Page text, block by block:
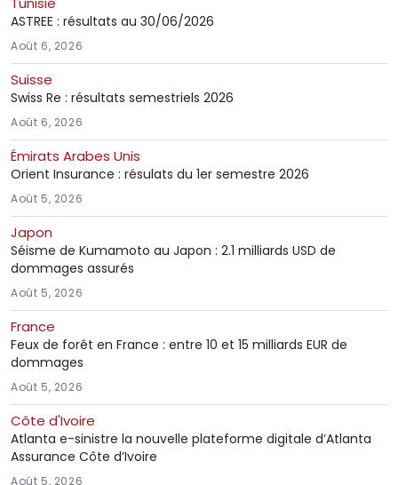
ASTREE : résultats au 30/06/2026
Août 6, 2026
Suisse
Swiss Re : résultats semestriels 2026
Août 6, 2026
Émirats Arabes Unis
Orient Insurance : résulats du 1er semestre 2026
Août 5, 2026
Japon
Séisme de Kumamoto au Japon : 2.1 milliards USD de
dommages assurés
Août 5, 2026
France
Feux de forêt en France : entre 10 et 15 milliards EUR de
dommages
Août 5, 2026
Côte d'Ivoire
Atlanta e-sinistre la nouvelle plateforme digitale d’Atlanta
Assurance Côte d’Ivoire
Août 5, 2026